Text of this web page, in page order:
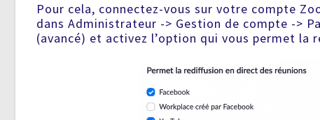
Pour cela, connectez-vous sur votre compte
dans Administrateur -> Gestion de compte ->
(avancé) et activez l’option qui vous permet la